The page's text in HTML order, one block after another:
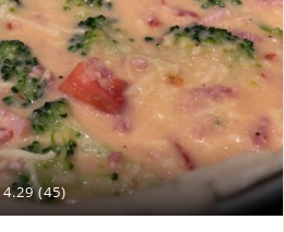
4.29 (45)